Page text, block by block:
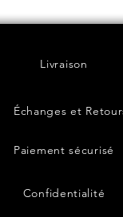
Livraison
Échanges et
Paiement sécurisé
Confidentialité